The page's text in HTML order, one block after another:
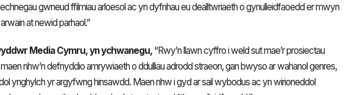
gwneud ffilmiau arloesol ac yn dyfnhau eu dealltwriaeth o gynulleidfaoedd er mwyn
at newid parhaol.”
Media Cymru, yn ychwanegu, “Rwy’n llawn cyffro i weld sut mae’r prosiectau
nhw’n defnyddio amrywiaeth o ddulliau adrodd straeon, gan bwyso ar wahanol genres,
ynghylch yr argyfwng hinsawdd. Maen nhw i gyd ar sail wybodus ac yn wirioneddol